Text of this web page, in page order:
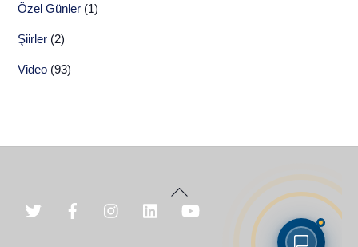
Özel Günler (1)
Şiirler (2)
Video (93)
Back
To